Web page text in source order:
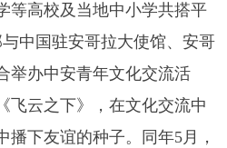
等高校及当地中小学共搭平
中国驻安哥拉大使馆、安哥
举办中安青年文化交流活
飞云之下》，在文化交流中
下友谊的种子。同年5月，